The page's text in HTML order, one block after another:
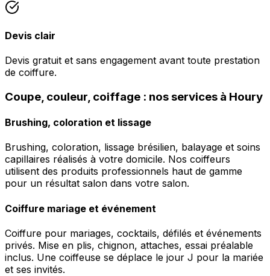
Devis clair
Devis gratuit et sans engagement avant toute prestation
de coiffure.
Coupe, couleur, coiffage : nos services à Houry
Brushing, coloration et lissage
Brushing, coloration, lissage brésilien, balayage et soins
capillaires réalisés à votre domicile. Nos coiffeurs
utilisent des produits professionnels haut de gamme
pour un résultat salon dans votre salon.
Coiffure mariage et événement
Coiffure pour mariages, cocktails, défilés et événements
privés. Mise en plis, chignon, attaches, essai préalable
inclus. Une coiffeuse se déplace le jour J pour la mariée
et ses invités.